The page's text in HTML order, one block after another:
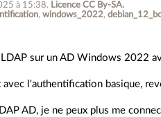
à 15:38. Licence CC By‑SA.
windows_2022
sur un AD Windows 2022
l'authentification basique,
AD, je ne peux plus me